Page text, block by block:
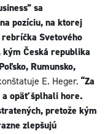
sa
pozíciu, na ktorej
Svetového
Česká republika
Rumunsko,
E. Heger. “Za
opäť šplhali hore.
pretože kým
zlepšujú